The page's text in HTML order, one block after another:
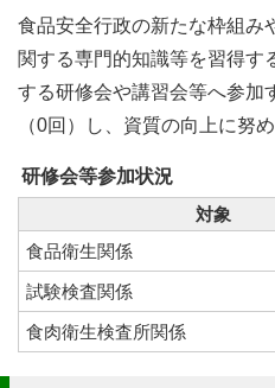
食品安全行政の新たな枠組み
関する専門的知識等を習得す
する研修会や講習会等へ参加
（0回）し、資質の向上に努め
研修会等参加状況
対象
食品衛生関係
試験検査関係
食肉衛生検査所関係